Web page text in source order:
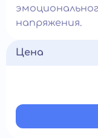
напряжения.
Цена